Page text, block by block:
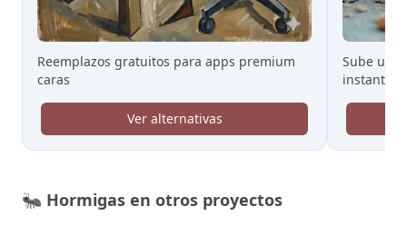
Reemplazos gratuitos para apps premium
caras
Ver alternativas
Sube un
instante
🐜 Hormigas en otros proyectos